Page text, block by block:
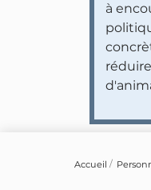
à
Accueil